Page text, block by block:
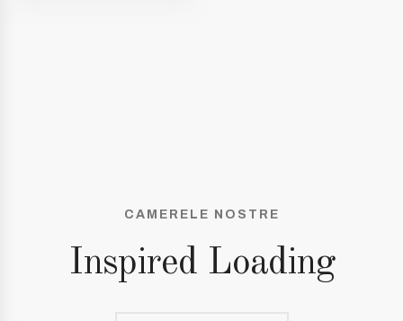
CAMERELE NOSTRE
Inspired Loading